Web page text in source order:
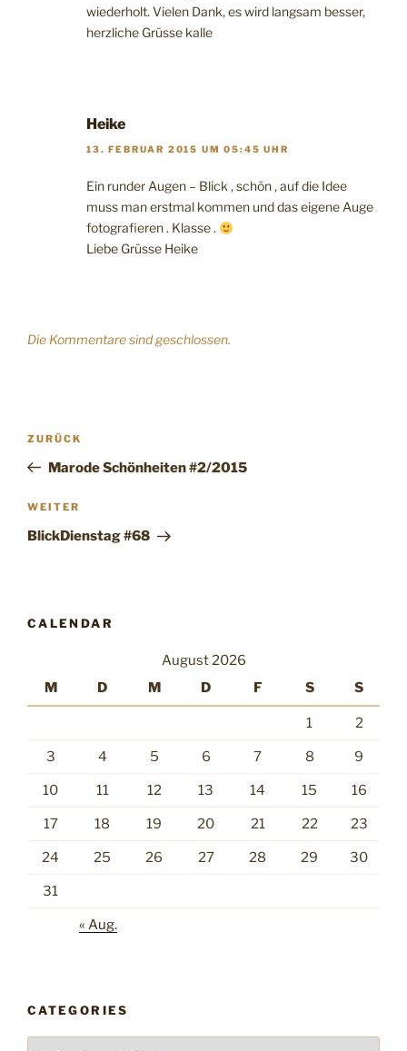
wiederholt. Vielen Dank, es wird langsam besser,
herzliche Grüsse kalle
Heike
13. FEBRUAR 2015 UM 05:45 UHR
Ein runder Augen – Blick , schön , auf die Idee
muss man erstmal kommen und das eigene Auge
fotografieren . Klasse .
Liebe Grüsse Heike
Die Kommentare sind geschlossen.
Beitragsnavigation
Vorheriger
Beitrag
ZURÜCK
Marode Schönheiten #2/2015
Nächster
Beitrag
WEITER
BlickDienstag #68
CALENDAR
August 2026
M
D M D F S S
1 2
3 4 5 6 7 8 9
10 11 12 13 14 15 16
17 18 19 20 21 22 23
24 25 26 27 28 29 30
31
« Aug.
CATEGORIES